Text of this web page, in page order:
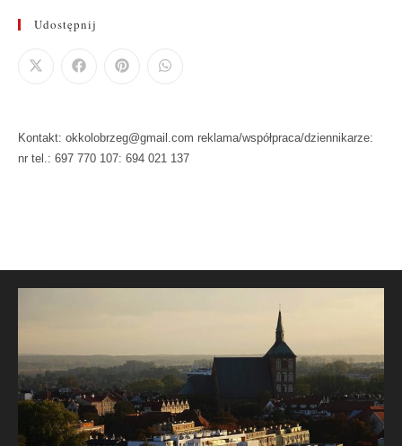
Udostępnij
Kontakt: okkolobrzeg@gmail.com reklama/współpraca/dziennikarze:
nr tel.: 697 770 107: 694 021 137